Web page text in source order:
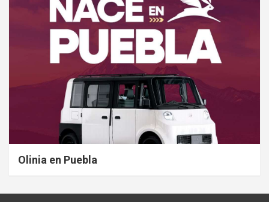
Olinia en Puebla